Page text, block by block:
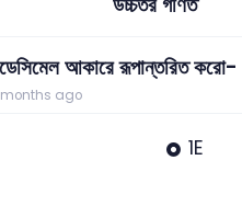
আকারে রূপান্তরিত করো-
ago
1E